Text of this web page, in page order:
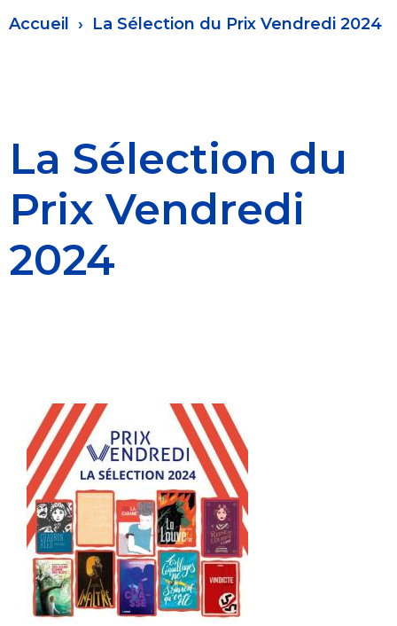
Fil
Accueil La Sélection du Prix Vendredi 2024
La Sélection du
Prix Vendredi
2024